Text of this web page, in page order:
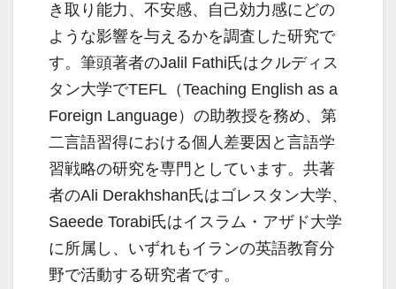
き取り能力、不安感、自己効力感にどの
ような影響を与えるかを調査した研究で
す。筆頭著者のJalil Fathi氏はクルディス
タン大学でTEFL（Teaching English as a
Foreign Language）の助教授を務め、第
二言語習得における個人差要因と言語学
習戦略の研究を専門としています。共著
者のAli Derakhshan氏はゴレスタン大学、
Saeede Torabi氏はイスラム・アザド大学
に所属し、いずれもイランの英語教育分
野で活動する研究者です。